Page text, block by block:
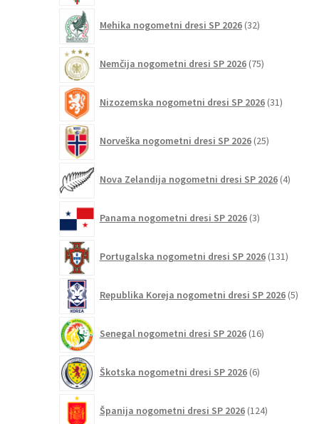
Mehika nogometni dresi SP 2026 32izdelkov
Nemčija nogometni dresi SP 2026 75izdelkov
Nizozemska nogometni dresi SP 2026 31izdelkov
Norveška nogometni dresi SP 2026 25izdelkov
Nova Zelandija nogometni dresi SP 2026 4izdelki
Panama nogometni dresi SP 2026 3izdelki
Portugalska nogometni dresi SP 2026 131
Republika Koreja nogometni dresi SP 2026 5
Senegal nogometni dresi SP 2026 16izdelkov
Škotska nogometni dresi SP 2026 6izdelkov
Španija nogometni dresi SP 2026 124izdelkov